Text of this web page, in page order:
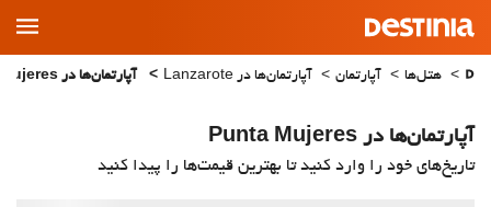
Main
Menu
هتل‌ها آپارتمان آپارتمان‌ها در Lanzarote آپارتمان‌ها در Punta Mujeres
آپارتمان‌ها در Punta Mujeres
تاریخ‌های خود را وارد کنید تا بهترین قیمت‌ها را پیدا کنید